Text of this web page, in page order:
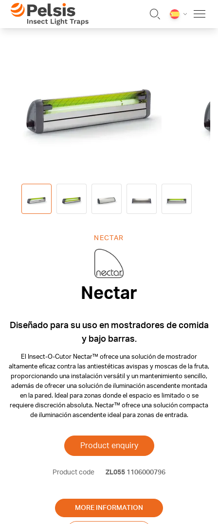
Skip to content
Pelsis Insect Light Traps
NECTAR
Nectar
Nectar
Diseñado para su uso en mostradores de comida
y bajo barras.
El Insect-O-Cutor Nectar™ ofrece una solución de mostrador
altamente eficaz contra las antiestéticas avispas y moscas de la fruta,
proporcionando una instalación versátil y un mantenimiento sencillo,
además de ofrecer una solución de iluminación ascendente montada
en la pared. Ideal para zonas donde el espacio es limitado o se
requiere discreción absoluta. Nectar™ ofrece una solución compacta
de iluminación ascendente ideal para zonas de entrada.
Product enquiry
Product code ZL055 1106000796
MORE INFORMATION